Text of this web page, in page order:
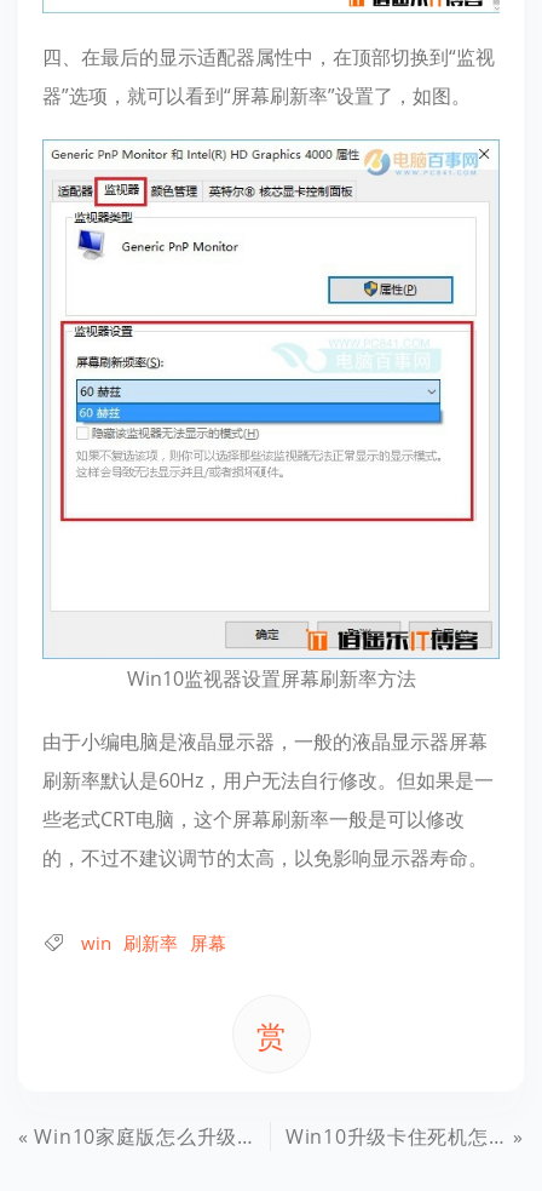
四、在最后的显示适配器属性中，在顶部切换到“监视
器”选项，就可以看到“屏幕刷新率”设置了，如图。
Win10监视器设置屏幕刷新率方法
由于小编电脑是液晶显示器，一般的液晶显示器屏幕
刷新率默认是60Hz，用户无法自行修改。但如果是一
些老式CRT电脑，这个屏幕刷新率一般是可以修改
的，不过不建议调节的太高，以免影响显示器寿命。
win 刷新率 屏幕
赏
Win10家庭版怎么升级专业版？Win10家庭版升级专业版密钥 Win10升级卡住死机怎么办 Win10升级失败解决方法